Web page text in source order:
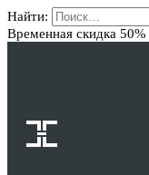
Найти:
Временная скидка 50%